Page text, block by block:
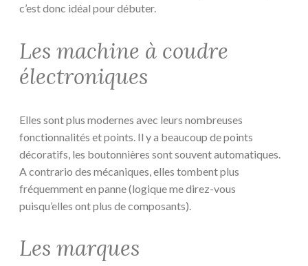
c’est donc idéal pour débuter.
Les machine à coudre
électroniques
Elles sont plus modernes avec leurs nombreuses
fonctionnalités et points. Il y a beaucoup de points
décoratifs, les boutonnières sont souvent automatiques.
A contrario des mécaniques, elles tombent plus
fréquemment en panne (logique me direz-vous
puisqu’elles ont plus de composants).
Les marques